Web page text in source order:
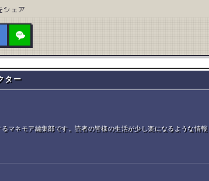
シェア
ター
マネモア編集部です。読者の皆様の生活が少し楽になるような情報